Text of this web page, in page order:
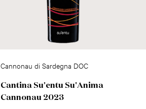
Cannonau di Sardegna DOC
Cantina Su'entu Su'Anima
Cannonau 2023